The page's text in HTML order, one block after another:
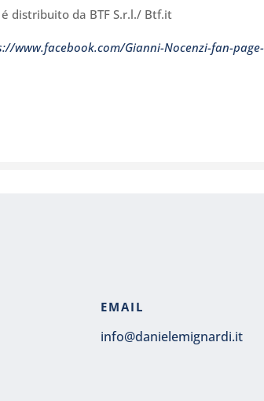
distribuito da BTF S.r.l./ Btf.it
www.facebook.com/Gianni-Nocenzi-fan-page-
EMAIL
info@danielemignardi.it